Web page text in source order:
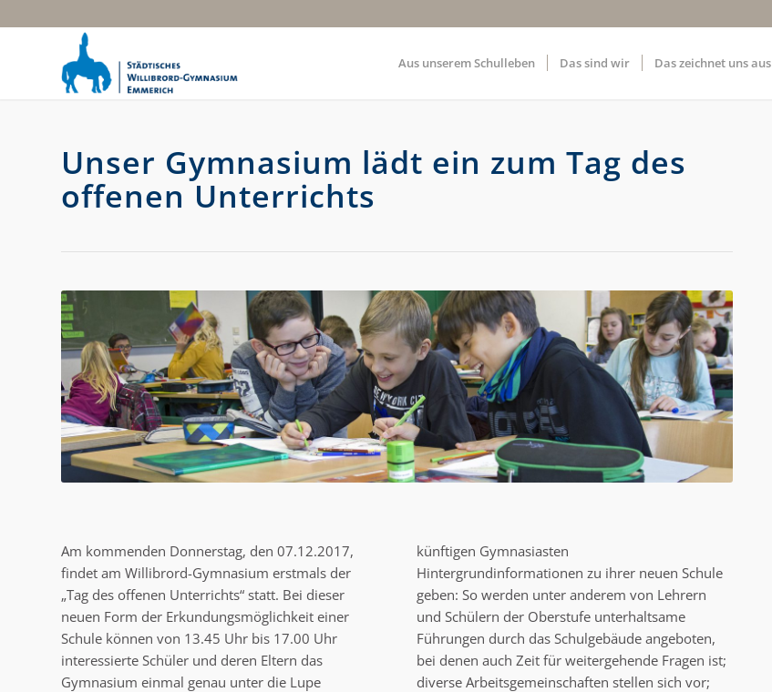
Aus unserem Schulleben Das sind wir Das zeichnet uns aus
Unser Gymnasium lädt ein zum Tag des
offenen Unterrichts
Am kommenden Donnerstag, den 07.12.2017,
findet am Willibrord-Gymnasium erstmals der
„Tag des offenen Unterrichts“ statt. Bei dieser
neuen Form der Erkundungsmöglichkeit einer
Schule können von 13.45 Uhr bis 17.00 Uhr
interessierte Schüler und deren Eltern das
Gymnasium einmal genau unter die Lupe
künftigen Gymnasiasten
Hintergrundinformationen zu ihrer neuen Schule
geben: So werden unter anderem von Lehrern
und Schülern der Oberstufe unterhaltsame
Führungen durch das Schulgebäude angeboten,
bei denen auch Zeit für weitergehende Fragen ist;
diverse Arbeitsgemeinschaften stellen sich vor;